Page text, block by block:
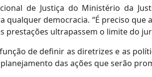
de Justiça do Ministério da
qualquer democracia. “É preciso
prestações ultrapassem o limite do
função de definir as diretrizes e as
das ações que serão